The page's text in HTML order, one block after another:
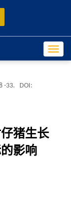
-33.
DOI:
猪生长
影响